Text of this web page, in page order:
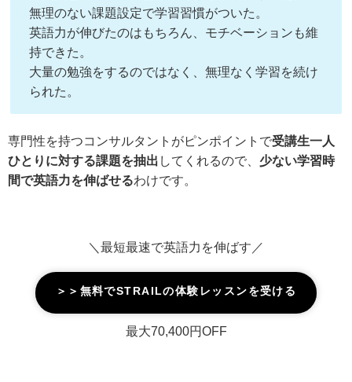
無理のない課題設定で学習習慣がついた。
英語力が伸びたのはもちろん、モチベーションも維
持できた。
大量の勉強をするのではなく、無理なく学習を続け
られた。
専門性を持つコンサルタントがピンポイントで受講生一人
ひとりに対する課題を抽出 してくれるので、 少ない学習時
間で英語力を伸ばせるわけです。
＼最短最速で英語力を伸ばす／
＞＞無料でSTRAILの体験レッスンを受ける
最大70,400円OFF